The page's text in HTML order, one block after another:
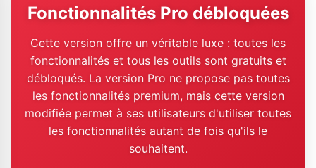
Fonctionnalités Pro débloquées
Cette version offre un véritable luxe : toutes les
fonctionnalités et tous les outils sont gratuits et
débloqués. La version Pro ne propose pas toutes
les fonctionnalités premium, mais cette version
modifiée permet à ses utilisateurs d'utiliser toutes
les fonctionnalités autant de fois qu'ils le
souhaitent.